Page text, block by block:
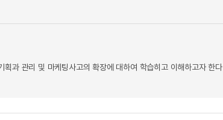
과 관리 및 마케팅사고의 확장에 대하여 학습히고 이해하고자 한다